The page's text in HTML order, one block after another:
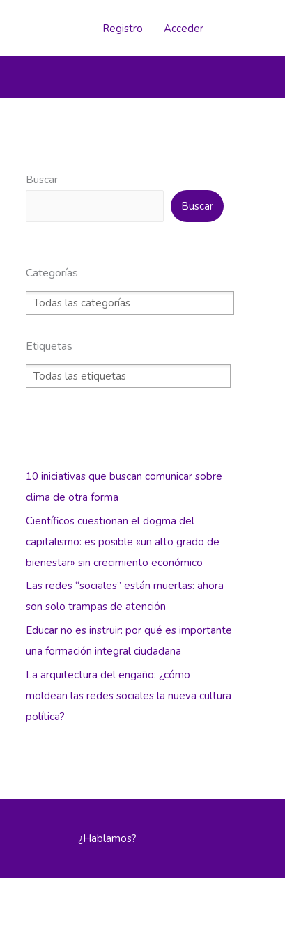
Registro Acceder
Buscar
Buscar
Categorías
Etiquetas
10 iniciativas que buscan comunicar sobre
clima de otra forma
Científicos cuestionan el dogma del
capitalismo: es posible «un alto grado de
bienestar» sin crecimiento económico
Las redes “sociales” están muertas: ahora
son solo trampas de atención
Educar no es instruir: por qué es importante
una formación integral ciudadana
La arquitectura del engaño: ¿cómo
moldean las redes sociales la nueva cultura
política?
¿Hablamos?